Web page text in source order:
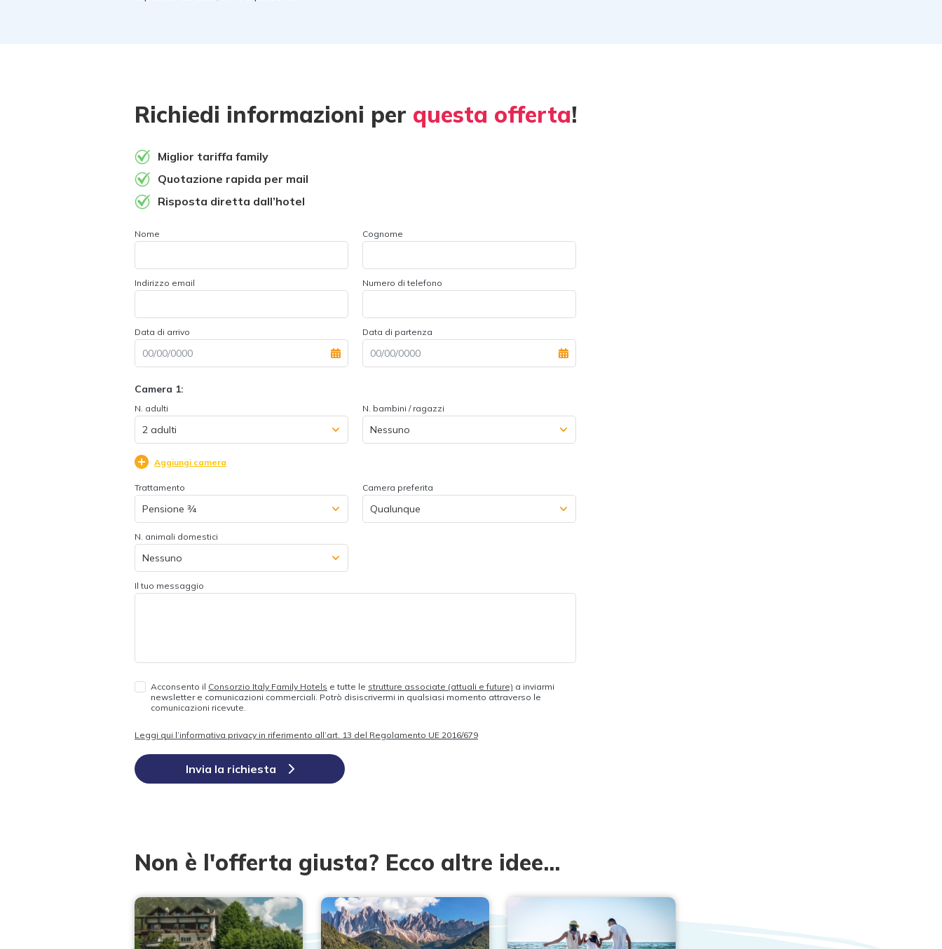
Richiedi informazioni per questa offerta!
Miglior tariffa family
Quotazione rapida per mail
Risposta diretta dall’hotel
Nome Cognome
Indirizzo email Numero di telefono
Data di arrivo Data di partenza
Camera 1:
N. adulti N. bambini / ragazzi
Aggiungi camera
Trattamento Camera preferita
N. animali domestici
Il tuo messaggio
Acconsento il Consorzio Italy Family Hotels e tutte le strutture associate (attuali e future) a inviarmi
newsletter e comunicazioni commerciali. Potrò disiscrivermi in qualsiasi momento attraverso le
comunicazioni ricevute.
Leggi qui l’informativa privacy in riferimento all’art. 13 del Regolamento UE 2016/679
Invia la richiesta
Non è l'offerta giusta? Ecco altre idee...